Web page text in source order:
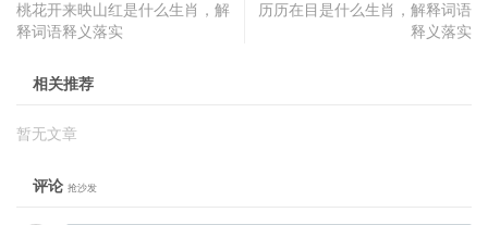
桃花开来映山红是什么生肖，解
释词语释义落实
历历在目是什么生肖，解释词语
释义落实
相关推荐
暂无文章
评论 抢沙发